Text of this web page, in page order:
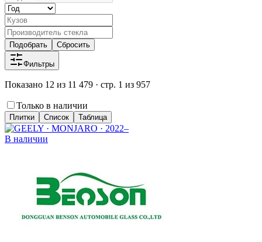
Подобрать Сбросить
Фильтры
Показано 12 из 11 479 · стр. 1 из 957
Только в наличии
Плитки Список Таблица
В наличии